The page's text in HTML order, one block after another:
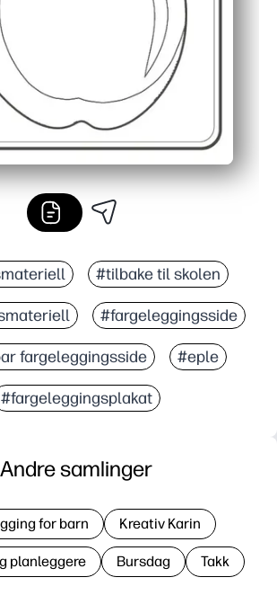
#tilbake til skolen
#fargeleggingsside
fargeleggingsside #eple
#fargeleggingsplakat
Andre samlinger
for barn Kreativ Karin
planleggere Bursdag Takk